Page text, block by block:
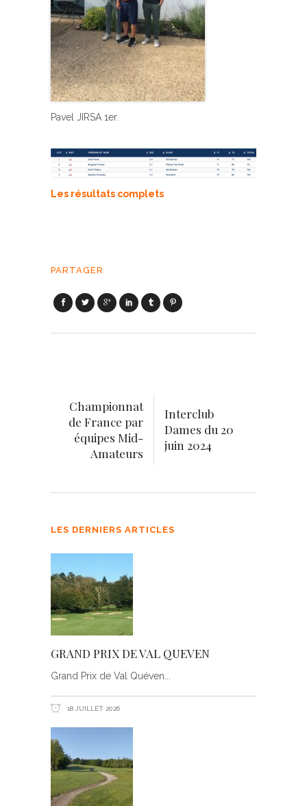
Pavel JIRSA 1er.
Les résultats complets
PARTAGER
Championnat
de France par
équipes Mid-
Amateurs
Interclub
Dames du 20
juin 2024
LES DERNIERS ARTICLES
GRAND PRIX DE VAL QUEVEN
Grand Prix de Val Quéven
18 JUILLET 2026